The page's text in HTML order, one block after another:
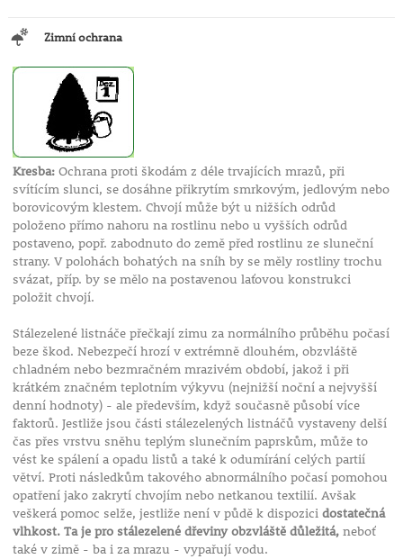
Zimní ochrana
Kresba:Ochrana proti škodám z déle trvajících mrazů, při
svítícím slunci, se dosáhne přikrytím smrkovým, jedlovým nebo
borovicovým klestem. Chvojí může být u nižších odrůd
položeno přímo nahoru na rostlinu nebo u vyšších odrůd
postaveno, popř. zabodnuto do země před rostlinu ze sluneční
strany. V polohách bohatých na sníh by se měly rostliny trochu
svázat, příp. by se mělo na postavenou laťovou konstrukci
položit chvojí.
Stálezelené listnáče přečkají zimu za normálního průběhu počasí
beze škod. Nebezpečí hrozí v extrémně dlouhém, obzvláště
chladném nebo bezmračném mrazivém období, jakož i při
krátkém značném teplotním výkyvu (nejnižší noční a nejvyšší
denní hodnoty) - ale především, když současně působí více
faktorů. Jestliže jsou části stálezelených listnáčů vystaveny delší
čas přes vrstvu sněhu teplým slunečním paprskům, může to
vést ke spálení a opadu listů a také k odumírání celých partií
větví. Proti následkům takového abnormálního počasí pomohou
opatření jako zakrytí chvojím nebo netkanou textilií. Avšak
veškerá pomoc selže, jestliže není v půdě k dispozici dostatečná
vlhkost. Ta je pro stálezelené dřeviny obzvláště důležitá,neboť
také v zimě - ba i za mrazu - vypařují vodu.